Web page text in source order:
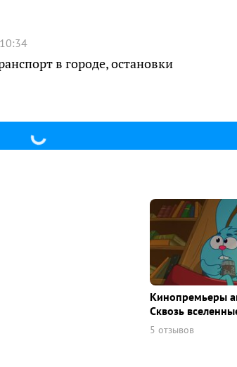
в городе, остановки
Кинопремьеры
Сквозь
5 отзывов